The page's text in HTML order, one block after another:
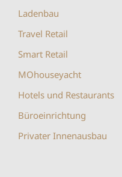
Ladenbau
Travel Retail
Smart Retail
MOhouseyacht
Hotels und Restaurants
Büroeinrichtung
Privater Innenausbau